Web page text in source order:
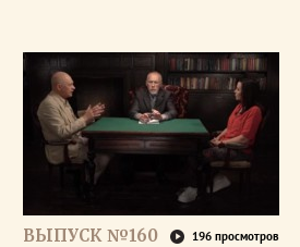
ВЫПУСК №160 196 просмотров